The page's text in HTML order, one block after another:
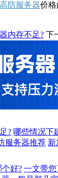
防服务器价
内存不足? 下
? 哪些情况下
服务器推荐 新
好? 一文带您